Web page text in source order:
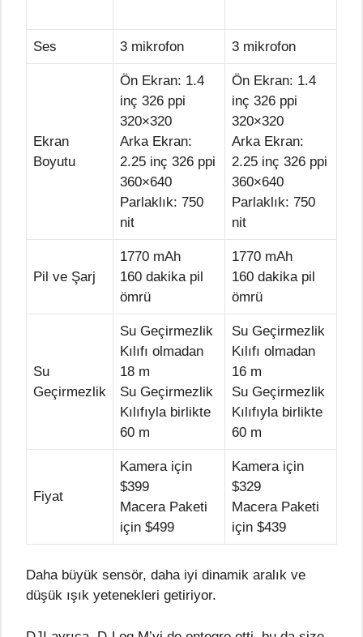
Ses 3 mikrofon 3 mikrofon
Ekran
Boyutu
Ön Ekran: 1.4
inç 326 ppi
320×320
Arka Ekran:
2.25 inç 326 ppi
360×640
Parlaklık: 750
nit
Ön Ekran: 1.4
inç 326 ppi
320×320
Arka Ekran:
2.25 inç 326 ppi
360×640
Parlaklık: 750
nit
Pil ve Şarj
1770 mAh
160 dakika pil
ömrü
1770 mAh
160 dakika pil
ömrü
Su
Geçirmezlik
Su Geçirmezlik
Kılıfı olmadan
18 m
Su Geçirmezlik
Kılıfıyla birlikte
60 m
Su Geçirmezlik
Kılıfı olmadan
16 m
Su Geçirmezlik
Kılıfıyla birlikte
60 m
Fiyat
Kamera için
$399
Macera Paketi
için $499
Kamera için
$329
Macera Paketi
için $439
Daha büyük sensör, daha iyi dinamik aralık ve
düşük ışık yetenekleri getiriyor.